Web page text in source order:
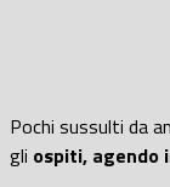
Pochi sussulti da
gli ospiti, agendo